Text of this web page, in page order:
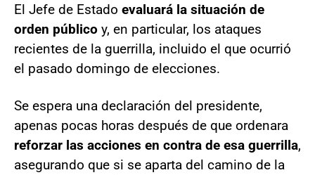
El Jefe de Estado evaluará la situación de
orden público y, en particular, los ataques
recientes de la guerrilla, incluido el que ocurrió
el pasado domingo de elecciones.
Se espera una declaración del presidente,
apenas pocas horas después de que ordenara
reforzar las acciones en contra de esa guerrilla,
asegurando que si se aparta del camino de la